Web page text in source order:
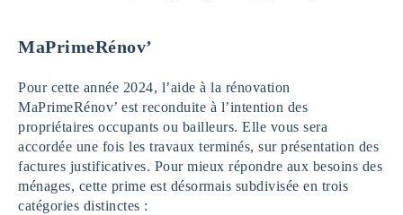
MaPrimeRénov’
Pour cette année 2024, l’aide à la rénovation
MaPrimeRénov’ est reconduite à l’intention des
propriétaires occupants ou bailleurs. Elle vous sera
accordée une fois les travaux terminés, sur présentation des
factures justificatives. Pour mieux répondre aux besoins des
ménages, cette prime est désormais subdivisée en trois
catégories distinctes :